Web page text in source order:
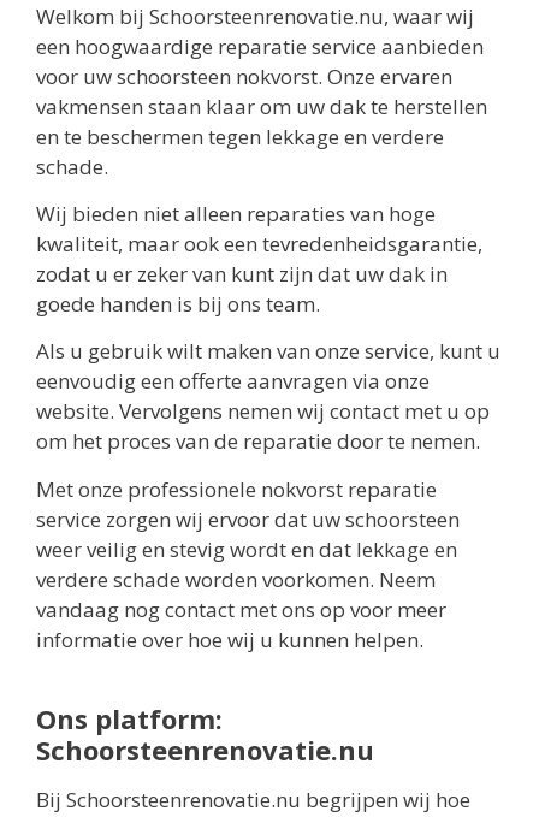
Welkom bij Schoorsteenrenovatie.nu, waar wij
een hoogwaardige reparatie service aanbieden
voor uw schoorsteen nokvorst. Onze ervaren
vakmensen staan klaar om uw dak te herstellen
en te beschermen tegen lekkage en verdere
schade.
Wij bieden niet alleen reparaties van hoge
kwaliteit, maar ook een tevredenheidsgarantie,
zodat u er zeker van kunt zijn dat uw dak in
goede handen is bij ons team.
Als u gebruik wilt maken van onze service, kunt u
eenvoudig een offerte aanvragen via onze
website. Vervolgens nemen wij contact met u op
om het proces van de reparatie door te nemen.
Met onze professionele nokvorst reparatie
service zorgen wij ervoor dat uw schoorsteen
weer veilig en stevig wordt en dat lekkage en
verdere schade worden voorkomen. Neem
vandaag nog contact met ons op voor meer
informatie over hoe wij u kunnen helpen.
Ons platform:
Schoorsteenrenovatie.nu
Bij Schoorsteenrenovatie.nu begrijpen wij hoe